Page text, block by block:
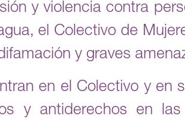
y violencia contra
el Colectivo de
y graves
en el Colectivo y en
y antiderechos en